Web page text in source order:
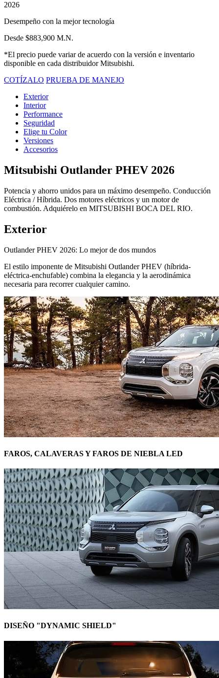
2026
Desempeño con la mejor tecnología
Desde $883,900 M.N.
*El precio puede variar de acuerdo con la versión e inventario
disponible en cada distribuidor Mitsubishi.
COTÍZALO PRUEBA DE MANEJO
Exterior
Interior
Performance
Seguridad
Elige tu Color
Versiones
Accesorios
Mitsubishi Outlander PHEV 2026
Potencia y ahorro unidos para un máximo desempeño. Conducción
Eléctrica / Híbrida. Dos motores eléctricos y un motor de
combustión. Adquiérelo en MITSUBISHI BOCA DEL RIO.
Exterior
Outlander PHEV 2026: Lo mejor de dos mundos
El estilo imponente de Mitsubishi Outlander PHEV (híbrida-
eléctrica-enchufable) combina la elegancia y la aerodinámica
necesaria para recorrer cualquier camino.
FAROS, CALAVERAS Y FAROS DE NIEBLA LED
DISEÑO "DYNAMIC SHIELD"